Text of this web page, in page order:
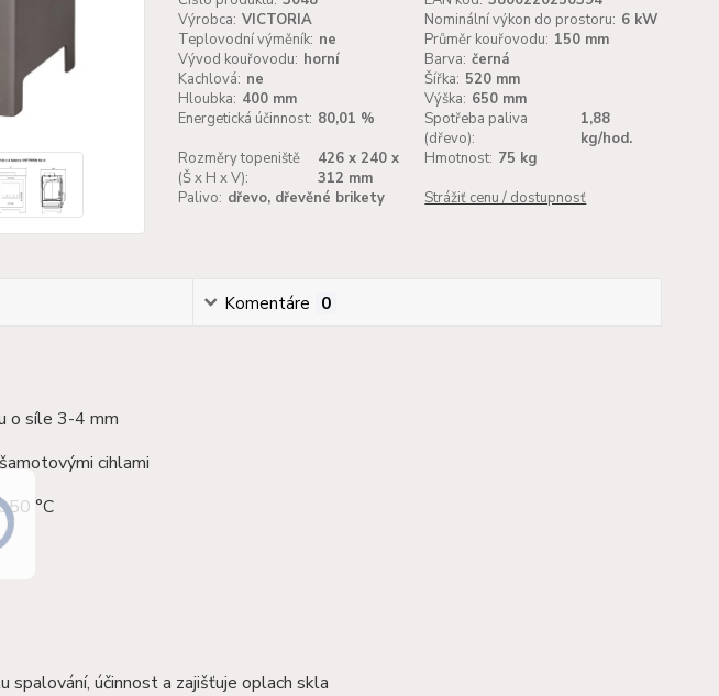
Výrobca: VICTORIA Nominální výkon do prostoru: 6 kW
Teplovodní výměník: ne Průměr kouřovodu: 150 mm
Vývod kouřovodu: horní Barva: černá
Kachlová: ne Šířka: 520 mm
Hloubka: 400 mm Výška: 650 mm
Energetická účinnost: 80,01 %
Spotřeba paliva
(dřevo):
1,88
kg/hod.
Rozměry topeniště
(Š x H x V):
426 x 240 x
312 mm
Hmotnost: 75 kg
Palivo: dřevo, dřevěné brikety Strážiť cenu / dostupnosť
Komentáre 0
o síle 3-4 mm
šamotovými cihlami
°C
účinnost a zajišťuje oplach skla